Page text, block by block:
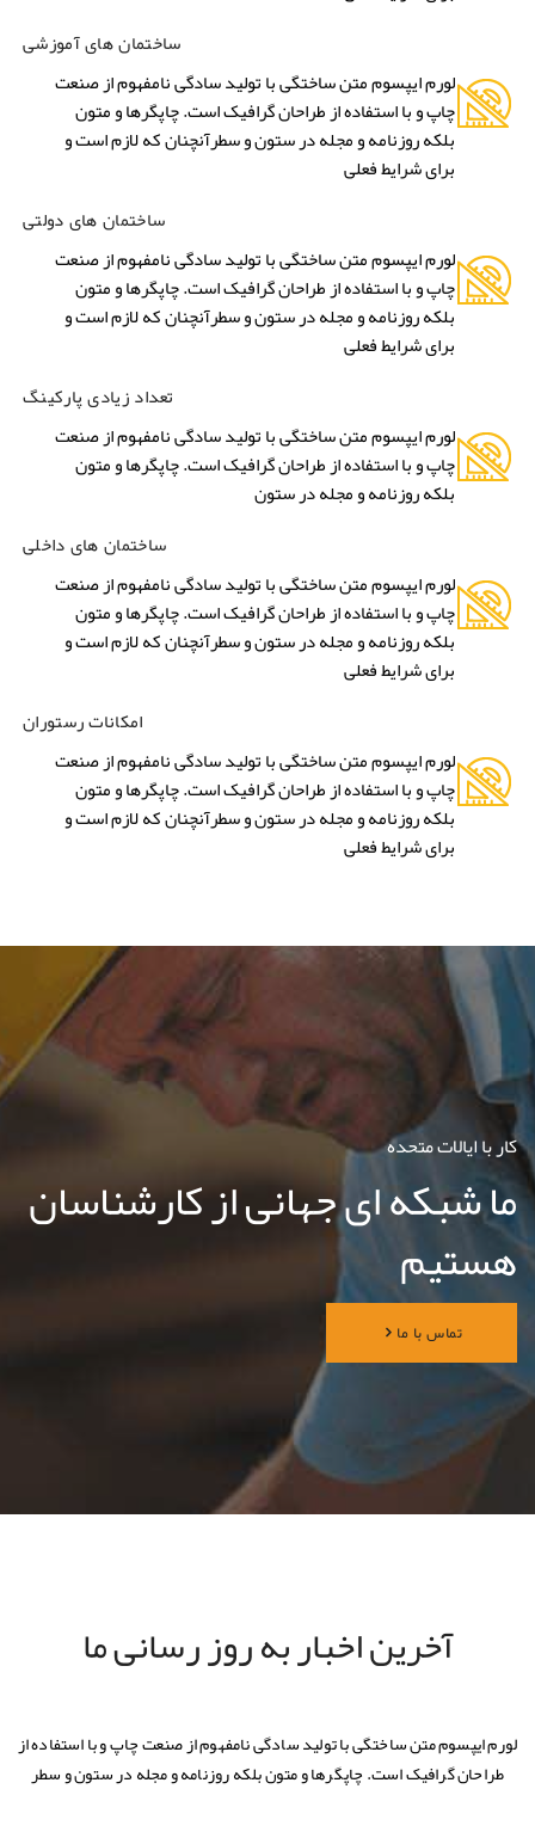
ساختمان های آموزشی
لورم ایپسوم متن ساختگی با تولید سادگی نامفهوم از صنعت
چاپ و با استفاده از طراحان گرافیک است. چاپگرها و متون
بلکه روزنامه و مجله در ستون و سطرآنچنان که لازم است و
برای شرایط فعلی
ساختمان های دولتی
لورم ایپسوم متن ساختگی با تولید سادگی نامفهوم از صنعت
چاپ و با استفاده از طراحان گرافیک است. چاپگرها و متون
بلکه روزنامه و مجله در ستون و سطرآنچنان که لازم است و
برای شرایط فعلی
تعداد زیادی پارکینگ
لورم ایپسوم متن ساختگی با تولید سادگی نامفهوم از صنعت
چاپ و با استفاده از طراحان گرافیک است. چاپگرها و متون
بلکه روزنامه و مجله در ستون
ساختمان های داخلی
لورم ایپسوم متن ساختگی با تولید سادگی نامفهوم از صنعت
چاپ و با استفاده از طراحان گرافیک است. چاپگرها و متون
بلکه روزنامه و مجله در ستون و سطرآنچنان که لازم است و
برای شرایط فعلی
امکانات رستوران
لورم ایپسوم متن ساختگی با تولید سادگی نامفهوم از صنعت
چاپ و با استفاده از طراحان گرافیک است. چاپگرها و متون
بلکه روزنامه و مجله در ستون و سطرآنچنان که لازم است و
برای شرایط فعلی
کار با ایالات متحده
ما شبکه ای جهانی از کارشناسان
هستیم
تماس با ما
آخرین اخبار به روز رسانی ما
لورم ایپسوم متن ساختگی با تولید سادگی نامفهوم از صنعت چاپ و با استفاده از
طراحان گرافیک است. چاپگرها و متون بلکه روزنامه و مجله در ستون و سطر